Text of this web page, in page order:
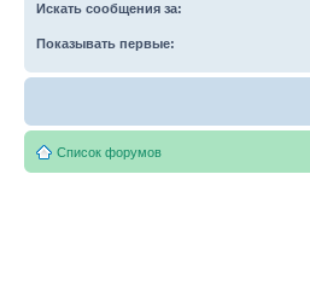
Искать сообщения за:
Показывать первые:
Список форумов